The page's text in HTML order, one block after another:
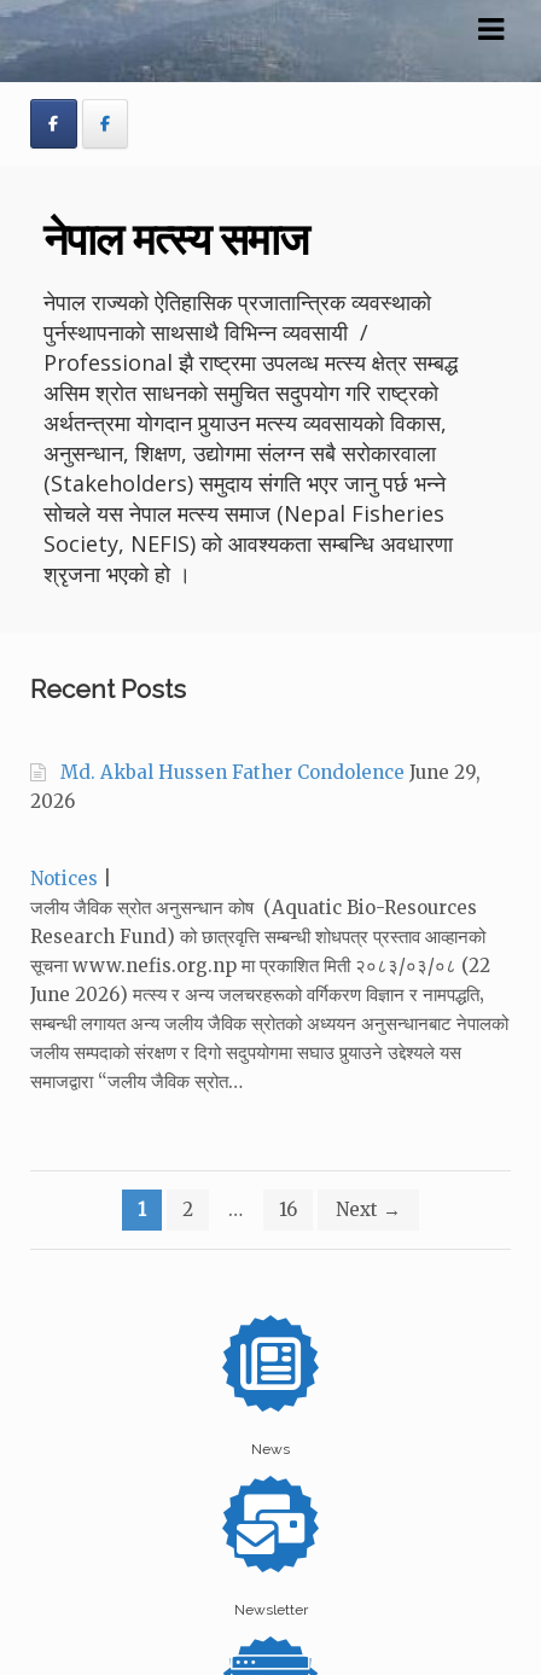
Skip
navigation
Skip
content
नेपाल मत्स्य समाज
नेपाल राज्यको ऐतिहासिक प्रजातान्त्रिक व्यवस्थाको
पुर्नस्थापनाको साथसाथै विभिन्न व्यवसायी /
Professional झै राष्ट्रमा उपलव्ध मत्स्य क्षेत्र सम्बद्ध
असिम श्रोत साधनको समुचित सदुपयोग गरि राष्ट्रको
अर्थतन्त्रमा योगदान पुर्‍याउन मत्स्य व्यवसायको विकास,
अनुसन्धान, शिक्षण, उद्योगमा संलग्न सबै सरोकारवाला
(Stakeholders) समुदाय संगति भएर जानु पर्छ भन्ने
सोचले यस नेपाल मत्स्य समाज (Nepal Fisheries
Society, NEFIS) को आवश्यकता सम्बन्धि अवधारणा
श्रृजना भएको हो ।
Recent Posts
Md. Akbal Hussen Father Condolence June 29,
2026
Categories:
Notices
जलीय जैविक स्रोत अनुसन्धान कोष (Aquatic Bio-Resources
Research Fund) को छात्रवृत्ति सम्बन्धी शोधपत्र प्रस्ताव आव्हानको
सूचना www.nefis.org.np मा प्रकाशित मिती २०८३/०३/०८ (22
June 2026) मत्स्य र अन्य जलचरहरूको वर्गिकरण विज्ञान र नामपद्धति‚
सम्बन्धी लगायत अन्य जलीय जैविक स्रोतको अध्ययन अनुसन्धानबाट नेपालको
जलीय सम्पदाको संरक्षण र दिगो सदुपयोगमा सघाउ पुर्‍याउने उद्देश्यले यस
समाजद्वारा “जलीय जैविक स्रोत…
pagination
1 2 … 16 Next →
News
Newsletter